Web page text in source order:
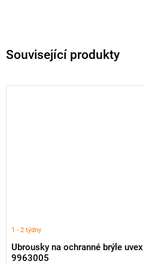
Související produkty
Ubrousky na ochranné brýle uvex
9963005
1 - 2 týdny